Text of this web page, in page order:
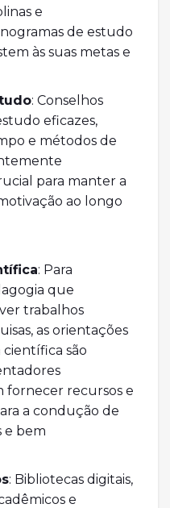
e
de estudo
às suas metas e
: Conselhos
eficazes,
e métodos de
para manter a
ao longo
: Para
que
trabalhos
as orientações
são
fornecer recursos e
a condução de
e bem
: Bibliotecas digitais,
e